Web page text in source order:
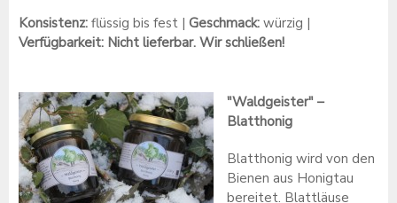
Konsistenz: flüssig bis fest | Geschmack: würzig |
Verfügbarkeit: Nicht lieferbar. Wir schließen!
"Waldgeister" –
Blatthonig
Blatthonig wird von den
Bienen aus Honigtau
bereitet. Blattläuse